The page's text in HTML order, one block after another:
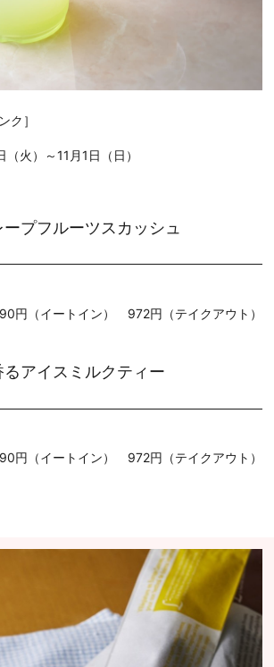
ク］
火）～11月1日（日）
プフルーツスカッシュ
円（イートイン） 972円（テイクアウト）
アイスミルクティー
円（イートイン） 972円（テイクアウト）